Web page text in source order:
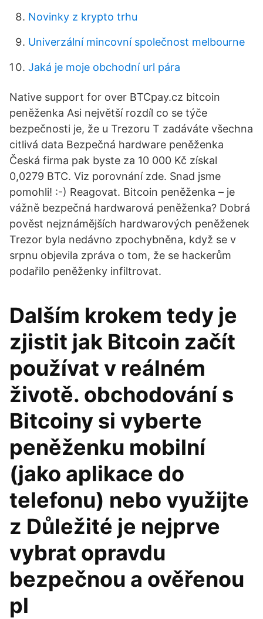
Novinky z krypto trhu
Univerzální mincovní společnost melbourne
Jaká je moje obchodní url pára
Native support for over BTCpay.cz bitcoin
peněženka Asi největší rozdíl co se týče
bezpečnosti je, že u Trezoru T zadáváte všechna
citlivá data Bezpečná hardware peněženka
Česká firma pak byste za 10 000 Kč získal
0,0279 BTC. Viz porovnání zde. Snad jsme
pomohli! :-) Reagovat. Bitcoin peněženka – je
vážně bezpečná hardwarová peněženka? Dobrá
pověst nejznámějších hardwarových peněženek
Trezor byla nedávno zpochybněna, když se v
srpnu objevila zpráva o tom, že se hackerům
podařilo peněženky infiltrovat.
Dalším krokem tedy je
zjistit jak Bitcoin začít
používat v reálném
životě. obchodování s
Bitcoiny si vyberte
peněženku mobilní
(jako aplikace do
telefonu) nebo využijte
z Důležité je nejprve
vybrat opravdu
bezpečnou a ověřenou
pl